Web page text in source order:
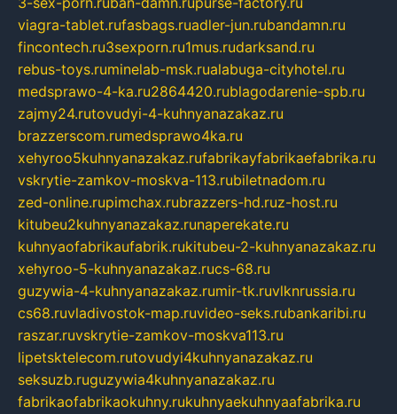
viagra-tablet.rufasbags.ruadler-jun.rubandamn.ru
fincontech.ru3sexporn.ru1mus.rudarksand.ru
rebus-toys.ruminelab-msk.rualabuga-cityhotel.ru
medsprawo-4-ka.ru2864420.rublagodarenie-spb.ru
zajmy24.rutovudyi-4-kuhnyanazakaz.ru
brazzerscom.rumedsprawo4ka.ru
xehyroo5kuhnyanazakaz.rufabrikayfabrikaefabrika.ru
vskrytie-zamkov-moskva-113.rubiletnadom.ru
zed-online.rupimchax.rubrazzers-hd.ruz-host.ru
kitubeu2kuhnyanazakaz.runaperekate.ru
kuhnyaofabrikaufabrik.rukitubeu-2-kuhnyanazakaz.ru
xehyroo-5-kuhnyanazakaz.rucs-68.ru
guzywia-4-kuhnyanazakaz.rumir-tk.ruvlknrussia.ru
cs68.ruvladivostok-map.ruvideo-seks.rubankaribi.ru
raszar.ruvskrytie-zamkov-moskva113.ru
lipetsktelecom.rutovudyi4kuhnyanazakaz.ru
seksuzb.ruguzywia4kuhnyanazakaz.ru
fabrikaofabrikaokuhny.rukuhnyaekuhnyaafabrika.ru